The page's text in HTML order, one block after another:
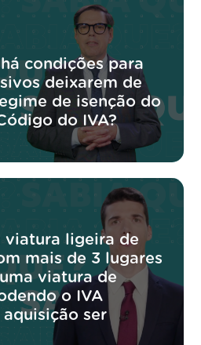
condições para
deixarem de
de isenção do
do IVA?
viatura ligeira de
mais de 3 lugares
viatura de
o IVA
ser